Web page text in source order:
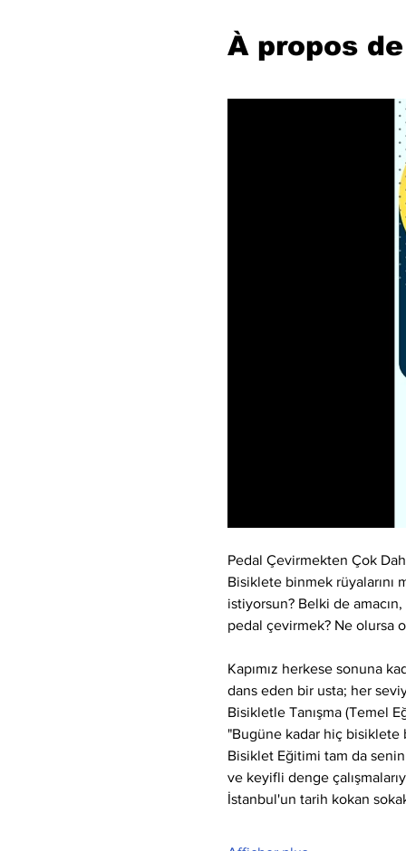
À propos
Pedal Çevirmekten Çok
Bisiklete binmek rüyalarını
istiyorsun? Belki de
pedal çevirmek? Ne olursa
Kapımız herkese sonuna
dans eden bir usta; her
Bisikletle Tanışma (Temel
"Bugüne kadar hiç bisiklete
Bisiklet Eğitimi tam da senin
ve keyifli denge
İstanbul'un tarih kokan